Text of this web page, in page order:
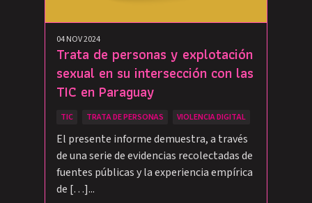
04 NOV 2024
Trata de personas y explotación
sexual en su intersección con las
TIC en Paraguay
TIC TRATA DE PERSONAS VIOLENCIA DIGITAL
El presente informe demuestra, a través
de una serie de evidencias recolectadas de
fuentes públicas y la experiencia empírica
de […]...